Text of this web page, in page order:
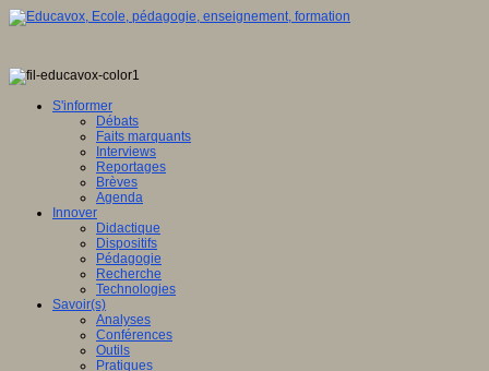
S'informer
Débats
Faits marquants
Interviews
Reportages
Brèves
Agenda
Innover
Didactique
Dispositifs
Pédagogie
Recherche
Technologies
Savoir(s)
Analyses
Conférences
Outils
Pratiques